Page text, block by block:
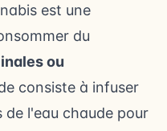
est une
du
ou
consiste à infuser
de l'eau chaude pour